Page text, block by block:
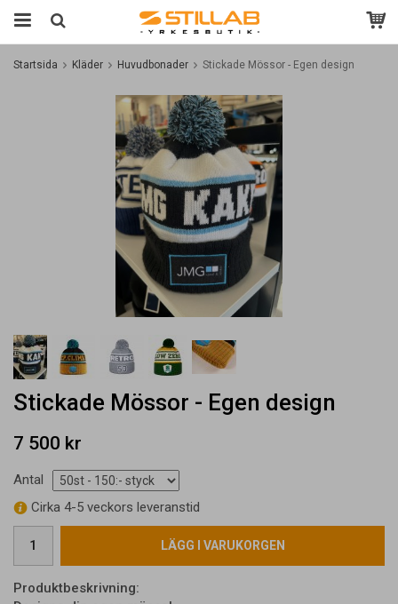
Startsida Kläder Huvudbonader Stickade Mössor - Egen design
Stickade Mössor - Egen design
7 500 kr
Antal
Cirka 4-5 veckors leveranstid
LÄGG I VARUKORGEN
Produktbeskrivning: